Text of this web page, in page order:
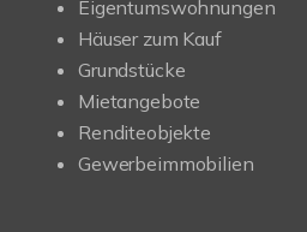
Eigentumswohnungen
Häuser zum Kauf
Grundstücke
Mietangebote
Renditeobjekte
Gewerbeimmobilien